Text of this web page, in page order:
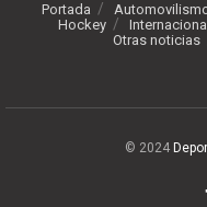
Portada
Hockey
Internacional
Otras noticias
© 2024